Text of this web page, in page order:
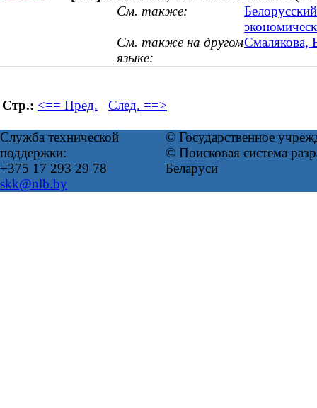
См. также:
См. также на другом
языке:
Смалякова,
Стр.: <== Пред. След. ==>
Служба технической
поддержки:
+375 17 293 29 78
skk@nlb.by
© Государственное
© Поисковая система
Беларуси